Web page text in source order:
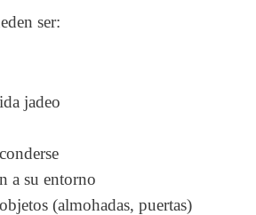
ser:
jadeo
a su entorno
(almohadas, puertas)